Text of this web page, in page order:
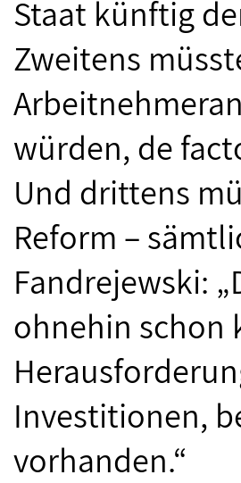
Staat künftig
Zweitens
würden, de
Und drittens
Reform –
Fandrejewski:
ohnehin schon
Investitionen,
vorhanden.“